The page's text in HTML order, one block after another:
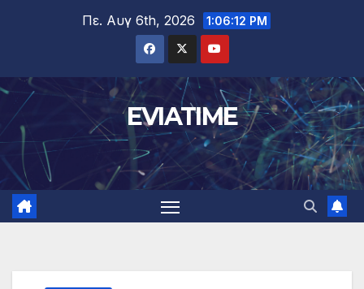
Πε. Αυγ 6th, 2026 1:06:12 PM
EVIATIME